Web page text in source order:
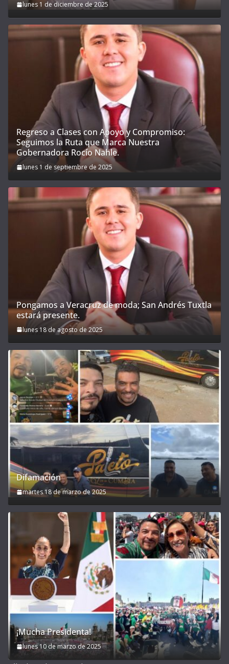
lunes 1 de diciembre de 2025
Regreso a Clases con Apoyo y Compromiso:
Seguimos la Ruta que Marca Nuestra
Gobernadora Rocío Nahle.
lunes 1 de septiembre de 2025
Pongamos a Veracruz de moda; San Andrés Tuxtla
estará presente.
lunes 18 de agosto de 2025
Difamación
martes 18 de marzo de 2025
¡Mucha Presidenta!
lunes 10 de marzo de 2025